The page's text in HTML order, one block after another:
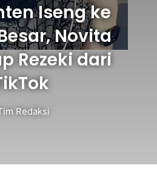
Iseng ke
Novita
Rezeki dari
Redaksi